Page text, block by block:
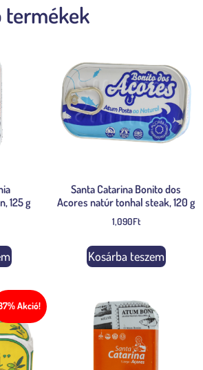
termékek
125 g
Santa Catarina Bonito dos
Acores natúr tonhal steak, 120 g
1,090Ft
Kosárba teszem
Akció!